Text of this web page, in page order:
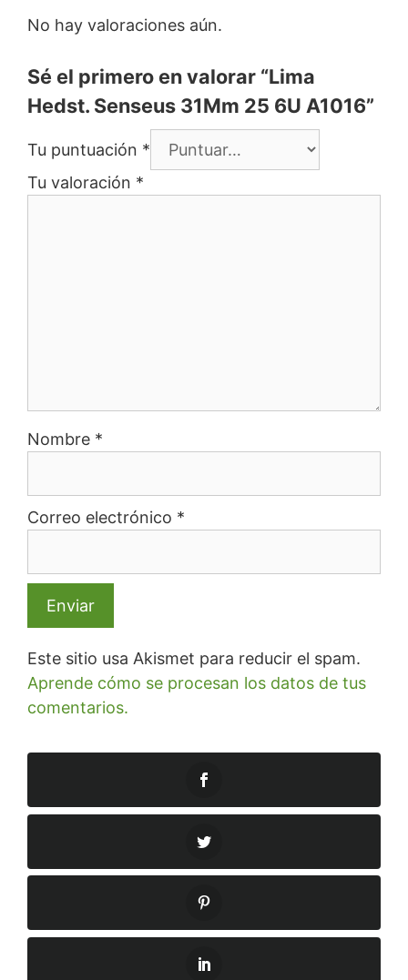
No hay valoraciones aún.
Sé el primero en valorar “Lima
Hedst. Senseus 31Mm 25 6U A1016”
Tu puntuación *
Tu valoración *
Nombre *
Correo electrónico *
Este sitio usa Akismet para reducir el spam.
Aprende cómo se procesan los datos de tus
comentarios.